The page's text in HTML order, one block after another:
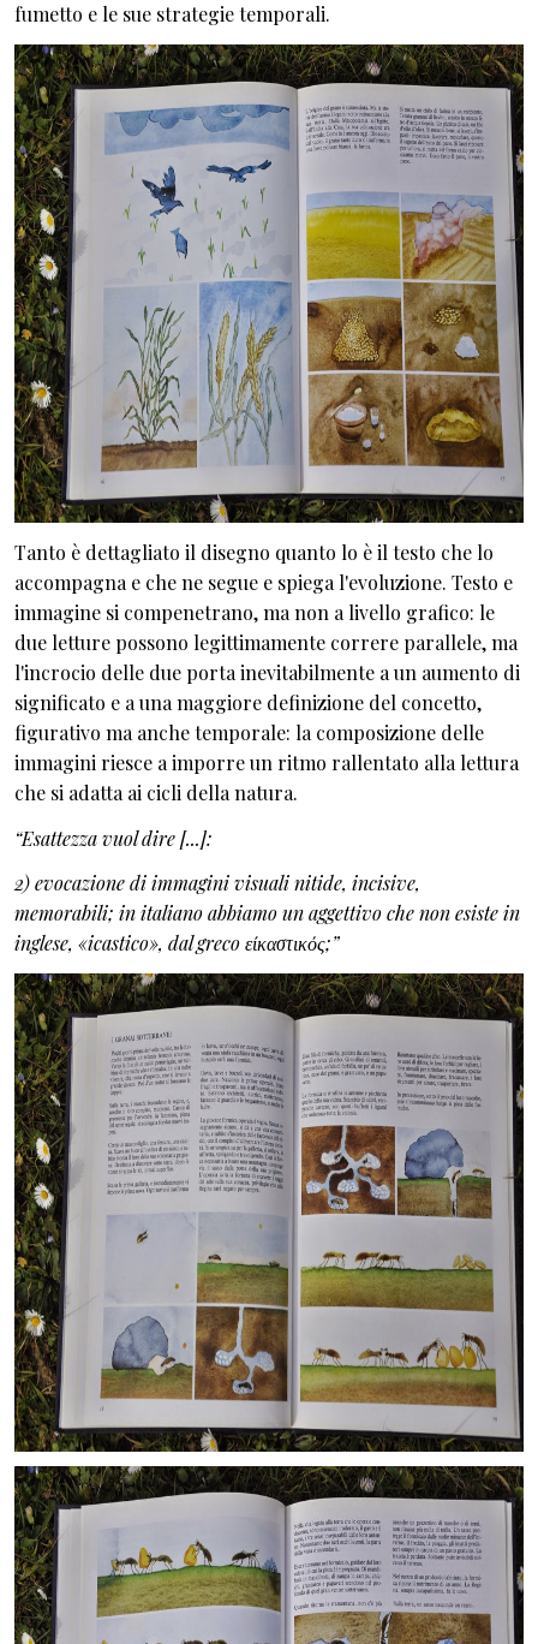
fumetto e le sue strategie temporali.
Tanto è dettagliato il disegno quanto lo è il testo che lo
accompagna e che ne segue e spiega l'evoluzione. Testo e
immagine si compenetrano, ma non a livello grafico: le
due letture possono legittimamente correre parallele, ma
l'incrocio delle due porta inevitabilmente a un aumento di
significato e a una maggiore definizione del concetto,
figurativo ma anche temporale: la composizione delle
immagini riesce a imporre un ritmo rallentato alla lettura
che si adatta ai cicli della natura.
“Esattezza vuol dire [...]:
2) evocazione di immagini visuali nitide, incisive,
memorabili; in italiano abbiamo un aggettivo che non esiste in
inglese, «icastico», dal greco είκαστικός;”